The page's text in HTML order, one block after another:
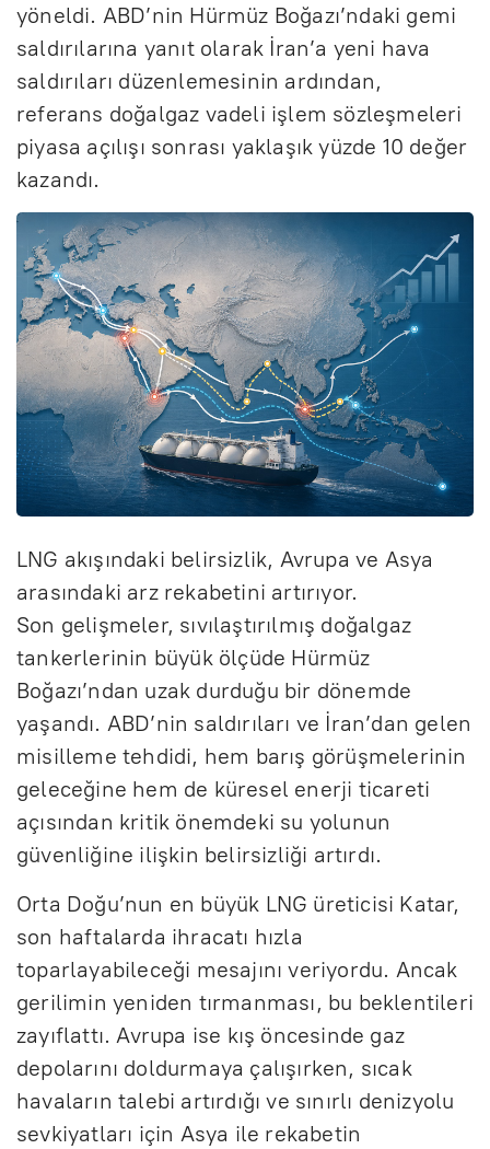
yöneldi. ABD’nin Hürmüz Boğazı’ndaki gemi
saldırılarına yanıt olarak İran’a yeni hava
saldırıları düzenlemesinin ardından,
referans doğalgaz vadeli işlem sözleşmeleri
piyasa açılışı sonrası yaklaşık yüzde 10 değer
kazandı.
LNG akışındaki belirsizlik, Avrupa ve Asya
arasındaki arz rekabetini artırıyor.
Son gelişmeler, sıvılaştırılmış doğalgaz
tankerlerinin büyük ölçüde Hürmüz
Boğazı’ndan uzak durduğu bir dönemde
yaşandı. ABD’nin saldırıları ve İran’dan gelen
misilleme tehdidi, hem barış görüşmelerinin
geleceğine hem de küresel enerji ticareti
açısından kritik önemdeki su yolunun
güvenliğine ilişkin belirsizliği artırdı.
Orta Doğu’nun en büyük LNG üreticisi Katar,
son haftalarda ihracatı hızla
toparlayabileceği mesajını veriyordu. Ancak
gerilimin yeniden tırmanması, bu beklentileri
zayıflattı. Avrupa ise kış öncesinde gaz
depolarını doldurmaya çalışırken, sıcak
havaların talebi artırdığı ve sınırlı denizyolu
sevkiyatları için Asya ile rekabetin